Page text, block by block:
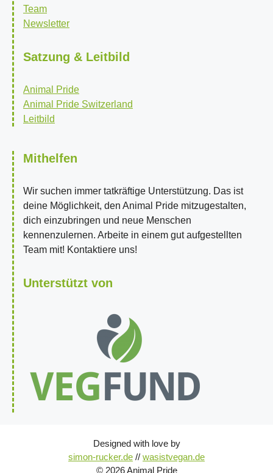
Team
Newsletter
Satzung & Leitbild
Animal Pride
Animal Pride Switzerland
Leitbild
Mithelfen
Wir suchen immer tatkräftige Unterstützung. Das ist
deine Möglichkeit, den Animal Pride mitzugestalten,
dich einzubringen und neue Menschen
kennenzulernen. Arbeite in einem gut aufgestellten
Team mit! Kontaktiere uns!
Unterstützt von
Designed with love by
simon-rucker.de // wasistvegan.de
© 2026 Animal Pride